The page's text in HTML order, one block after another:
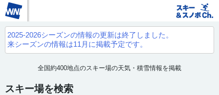
2025-2026シーズンの情報の更新は終了しました。
来シーズンの情報は11月に掲載予定です。
全国約400地点のスキー場の天気・積雪情報を掲載
スキー場を検索